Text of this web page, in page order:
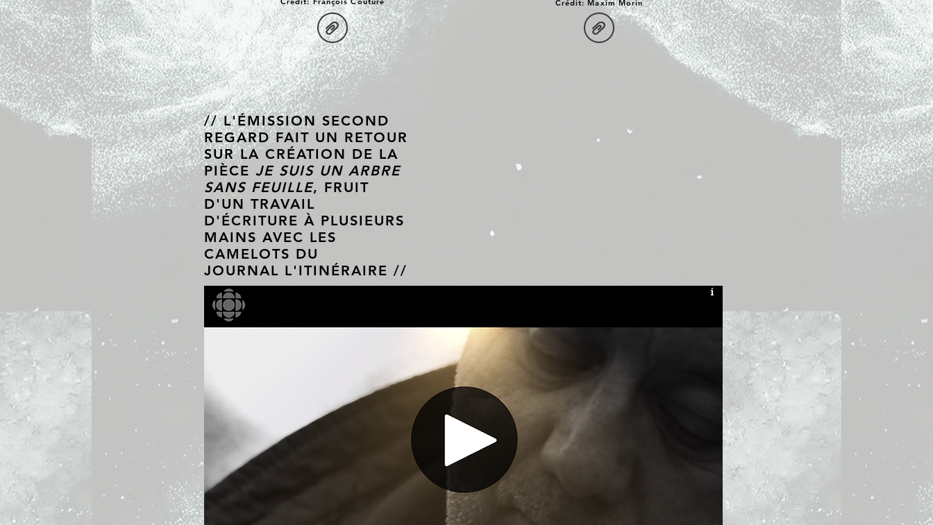
Crédit: Maxim Morin
// L'ÉMISSION SECOND
REGARD FAIT UN RETOUR
SUR LA CRÉATION DE LA
PIÈCE JE SUIS UN ARBRE
SANS FEUILLE, FRUIT
D'UN TRAVAIL
D'ÉCRITURE À PLUSIEURS
MAINS AVEC LES
CAMELOTS DU
JOURNAL L'ITINÉRAIRE //